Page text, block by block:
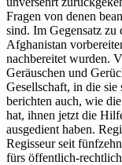
Fragen von denen
sind. Im Gegensatz zu
Afghanistan
nachbereitet wurden.
Geräuschen und
Gesellschaft, in die
berichten auch, wie
hat, ihnen jetzt die
ausgedient haben.
Regisseur seit
fürs öffentlich-